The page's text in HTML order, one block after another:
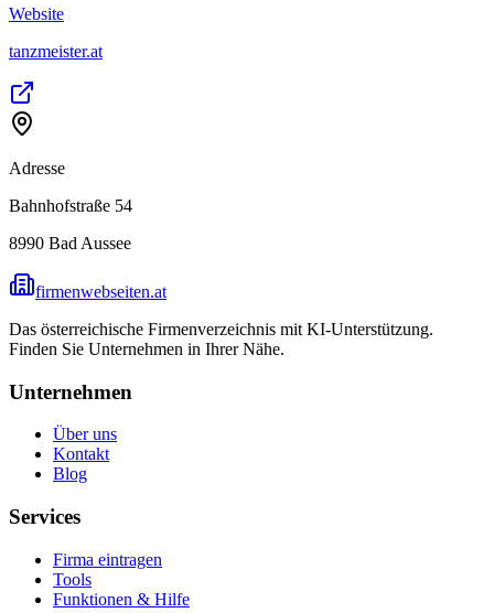
Website
tanzmeister.at
Adresse
Bahnhofstraße 54
8990 Bad Aussee
firmenwebseiten.at
Das österreichische Firmenverzeichnis mit KI-Unterstützung.
Finden Sie Unternehmen in Ihrer Nähe.
Unternehmen
Über uns
Kontakt
Blog
Services
Firma eintragen
Tools
Funktionen & Hilfe